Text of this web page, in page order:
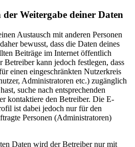
der Weitergabe deiner Daten
Austausch mit anderen Personen
bewusst, dass die Daten deines
Beiträge im Internet öffentlich
kann jedoch festlegen, dass
einen eingeschränkten Nutzerkreis
Administratoren etc.) zugänglich
suche nach entsprechenden
kontaktiere den Betreiber. Die E-
ist dabei jedoch nur für den
Personen (Administratoren)
Daten wird der Betreiber nur mit